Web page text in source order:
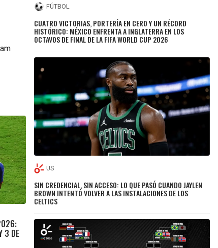
3 DE
FÚTBOL
CUATRO VICTORIAS, PORTERÍA EN CERO Y UN RÉCORD
HISTÓRICO: MÉXICO ENFRENTA A INGLATERRA EN LOS
OCTAVOS DE FINAL DE LA FIFA WORLD CUP 2026
US
SIN CREDENCIAL, SIN ACCESO: LO QUE PASÓ CUANDO JAYLEN
BROWN INTENTÓ VOLVER A LAS INSTALACIONES DE LOS
CELTICS